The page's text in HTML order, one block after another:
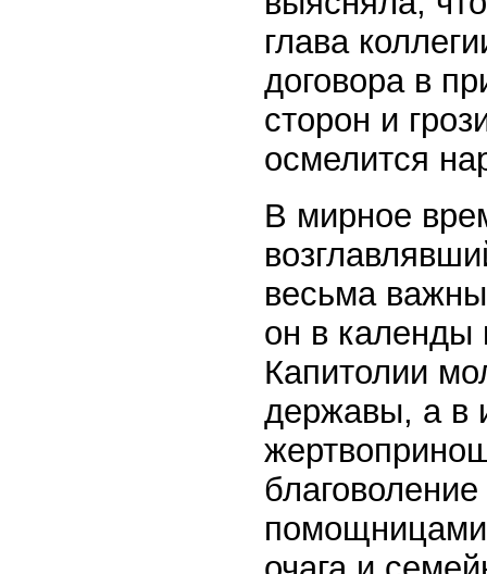
глава
договора в
сторон и
осмелится
В мирное
весьма
он в календы
Капитолии
державы, а в